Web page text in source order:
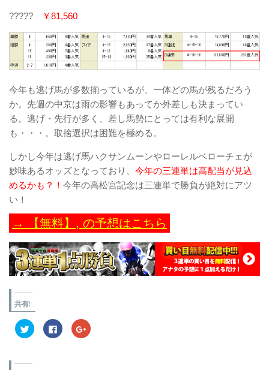
????? ￥81,560
今年も逃げ馬が多数揃っているが、一体どの馬が残るだろう
か。先週の中京は雨の影響もあってか外差しも決まってい
る。逃げ・先行が多く、差し馬勢にとっては有利な展開
も・・・。取捨選択は困難を極める。
しかし今年は逃げ馬ハクサンムーンやローレルベローチェが
妙味あるオッズとなっており、 今年の三連単は高配当が見込
めるかも？！ 今年の高松宮記念は三連単で勝負が絶対にアツ
い！
→ 【無料】 , の予想はこちら
共有:
ク
リ
て
Facebook
で
ク
リ